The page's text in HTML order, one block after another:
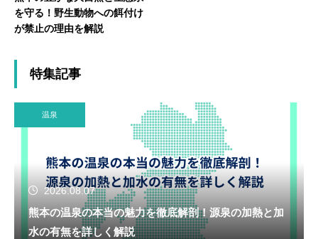
を守る！野生動物への餌付け
が禁止の理由を解説
特集記事
温泉
2026.08.07
熊本の温泉の本当の魅力を徹底解剖！源泉の加熱と加
水の有無を詳しく解説